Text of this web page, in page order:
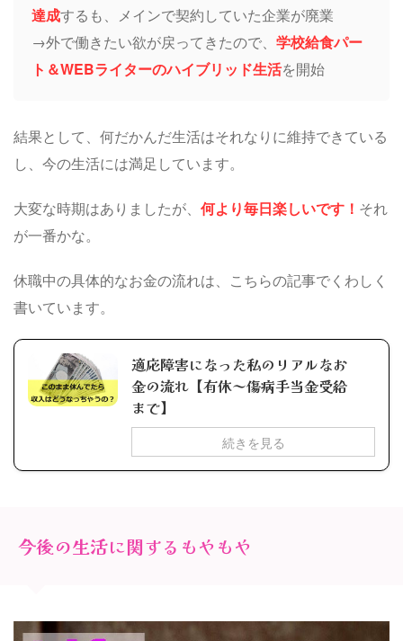
達成するも、メインで契約していた企業が廃業
→外で働きたい欲が戻ってきたので、 学校給食パー
ト＆WEBライターのハイブリッド生活を開始
結果として、何だかんだ生活はそれなりに維持できている
し、今の生活には満足しています。
大変な時期はありましたが、 何より毎日楽しいです！ それ
が一番かな。
休職中の具体的なお金の流れは、こちらの記事でくわしく
書いています。
適応障害になった私のリアルなお
金の流れ【有休～傷病手当金受給
まで】
続きを見る
今後の生活に関するもやもや